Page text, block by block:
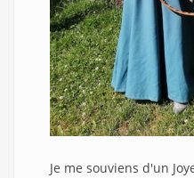
Je me souviens d'un